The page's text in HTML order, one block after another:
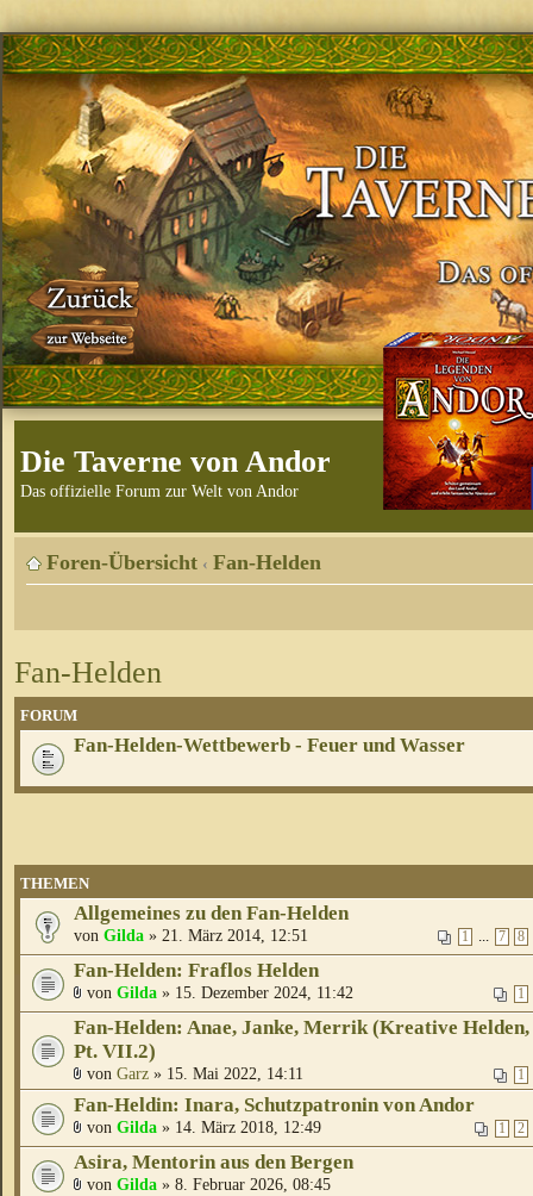
Die Taverne von Andor
Das offizielle Forum zur Welt von Andor
Foren-Übersicht ‹ Fan-Helden
Fan-Helden
FORUM
Fan-Helden-Wettbewerb - Feuer und Wasser
THEMEN
Allgemeines zu den Fan-Helden
1 ... 7 8
von Gilda » 21. März 2014, 12:51
Fan-Helden: Fraflos Helden
1
von Gilda » 15. Dezember 2024, 11:42
Fan-Helden: Anae, Janke, Merrik (Kreative Helden,
Pt. VII.2)
1
von Garz » 15. Mai 2022, 14:11
Fan-Heldin: Inara, Schutzpatronin von Andor
1 2
von Gilda » 14. März 2018, 12:49
Asira, Mentorin aus den Bergen
von Gilda » 8. Februar 2026, 08:45